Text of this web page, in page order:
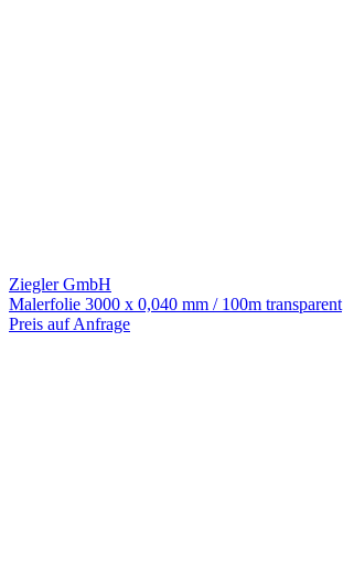
Ziegler GmbH
Malerfolie 3000 x 0,040 mm / 100m transparent
Preis auf Anfrage